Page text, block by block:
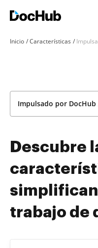
Inicio Características
Descubre
trabajo de
Impulsado por DocHub